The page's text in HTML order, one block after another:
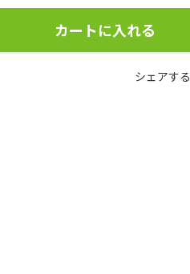
カートに入れる
シェアする